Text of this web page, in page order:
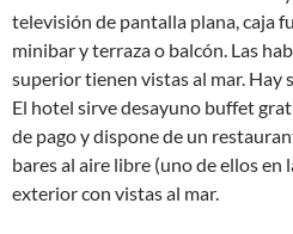
televisión de pantalla plana, caja
minibar y terraza o balcón. Las
superior tienen vistas al mar. Hay
El hotel sirve desayuno buffet
de pago y dispone de un
bares al aire libre (uno de ellos en
exterior con vistas al mar.